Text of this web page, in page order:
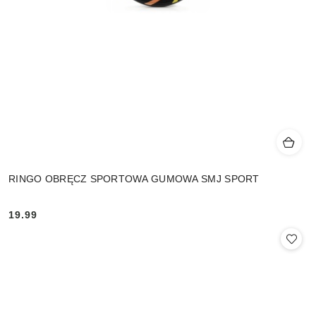
RINGO OBRĘCZ SPORTOWA GUMOWA SMJ SPORT
Cena:
19.99